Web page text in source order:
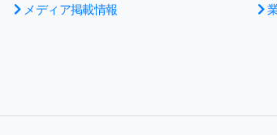
メディア掲載情報